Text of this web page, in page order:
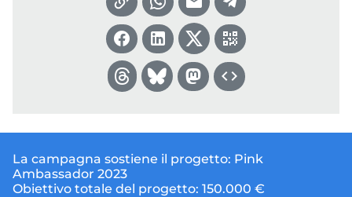
La campagna sostiene il progetto: Pink
Ambassador 2023
Obiettivo totale del progetto: 150.000 €